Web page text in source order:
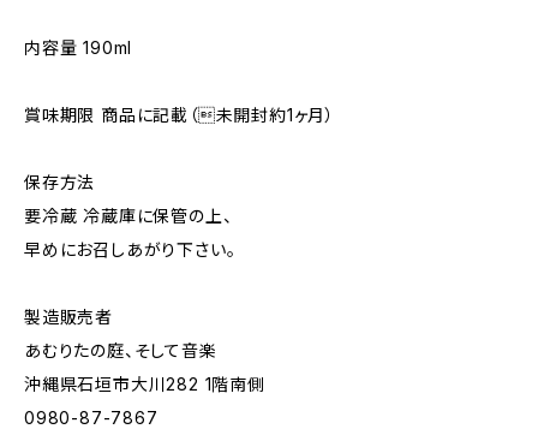
内容量 190ml
賞味期限 商品に記載（未開封約1ヶ月）
保存方法
要冷蔵 冷蔵庫に保管の上、
早めにお召しあがり下さい。
製造販売者
あむりたの庭、そして音楽
沖縄県石垣市大川282 1階南側
0980-87-7867